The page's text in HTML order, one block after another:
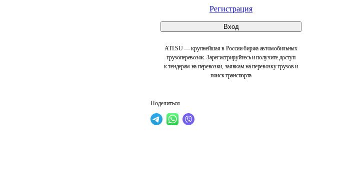
Регистрация
Вход
ATI.SU — крупнейшая в России биржа автомобильных
грузоперевозок. Зарегистрируйтесь и получите доступ
к тендерам на перевозки, заявкам на перевозку грузов и
поиск транспорта
Поделиться